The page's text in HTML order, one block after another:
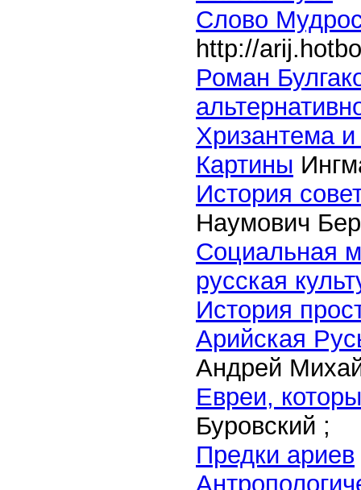
Слово
http://
Роман
Хризантема
Картины
История
Наумович
Социальная
русская
История
Арийская
Андрей
Евреи,
Буровский ;
Предки ариев